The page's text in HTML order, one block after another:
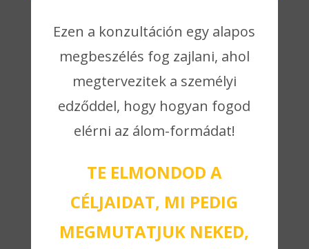
Ezen a konzultáción egy alapos
megbeszélés fog zajlani, ahol
megtervezitek a személyi
edződdel, hogy hogyan fogod
elérni az álom-formádat!
TE ELMONDOD A
CÉLJAIDAT, MI PEDIG
MEGMUTATJUK NEKED,